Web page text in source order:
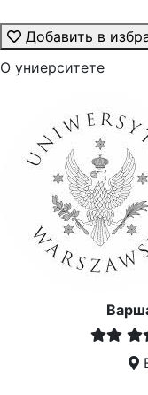
Добавить в
О униерситете